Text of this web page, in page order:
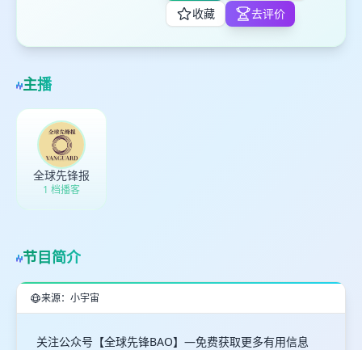
收藏
去评价
主播
全球先锋报
1 档播客
节目简介
来源：小宇宙
关注公众号【全球先锋BAO】—免费获取更多有用信息